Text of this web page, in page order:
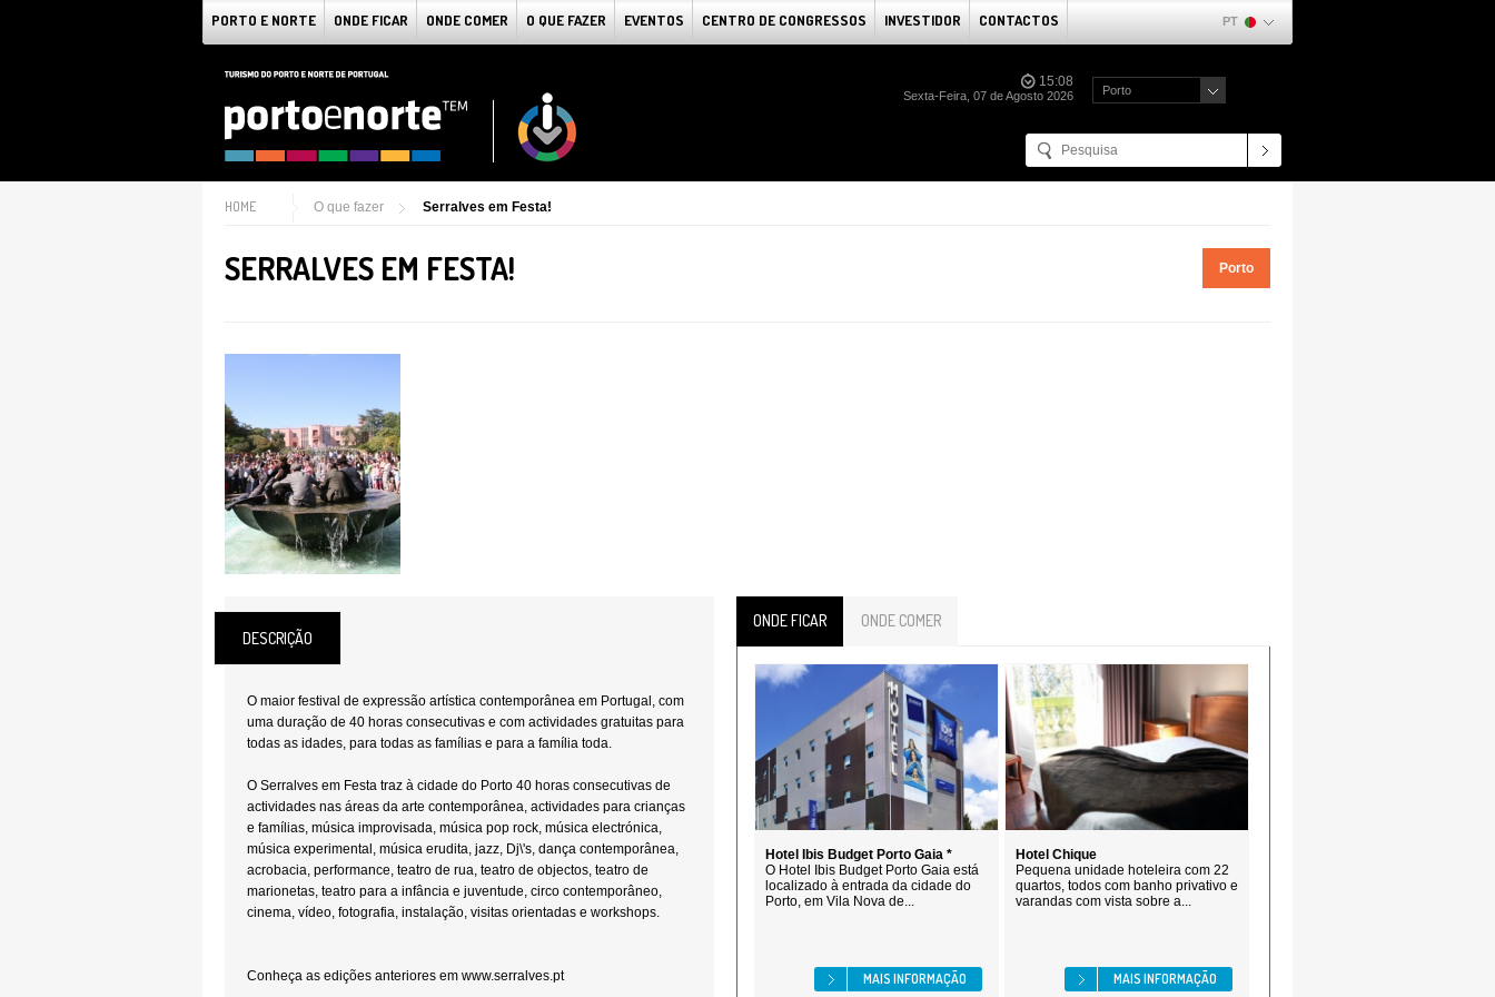
PORTO E NORTE ONDE FICAR ONDE COMER O QUE FAZER EVENTOS CENTRO DE CONGRESSOS INVESTIDOR CONTACTOS PT
15:08
Sexta-Feira, 07 de Agosto 2026 Porto
HOME O que fazer Serralves em Festa!
SERRALVES EM FESTA! Porto
DESCRIÇÃO
O maior festival de expressão artística contemporânea em Portugal, com
uma duração de 40 horas consecutivas e com actividades gratuitas para
todas as idades, para todas as famílias e para a família toda.
O Serralves em Festa traz à cidade do Porto 40 horas consecutivas de
actividades nas áreas da arte contemporânea, actividades para crianças
e famílias, música improvisada, música pop rock, música electrónica,
música experimental, música erudita, jazz, Dj\'s, dança contemporânea,
acrobacia, performance, teatro de rua, teatro de objectos, teatro de
marionetas, teatro para a infância e juventude, circo contemporâneo,
cinema, vídeo, fotografia, instalação, visitas orientadas e workshops.
Conheça as edições anteriores em www.serralves.pt
ONDE FICAR ONDE COMER
Hotel Ibis Budget Porto Gaia *
O Hotel Ibis Budget Porto Gaia está
localizado à entrada da cidade do
Porto, em Vila Nova de...
MAIS INFORMAÇÃO
Hotel Chique
Pequena unidade hoteleira com 22
quartos, todos com banho privativo e
varandas com vista sobre a...
MAIS INFORMAÇÃO